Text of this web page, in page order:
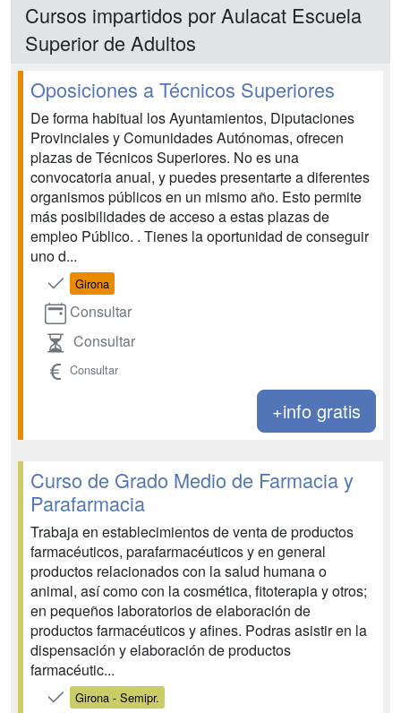
Cursos impartidos por Aulacat Escuela
Superior de Adultos
Oposiciones a Técnicos Superiores
De forma habitual los Ayuntamientos, Diputaciones
Provinciales y Comunidades Autónomas, ofrecen
plazas de Técnicos Superiores. No es una
convocatoria anual, y puedes presentarte a diferentes
organismos públicos en un mismo año. Esto permite
más posibilidades de acceso a estas plazas de
empleo Público. . Tienes la oportunidad de conseguir
uno d...
Girona
Consultar
Consultar
Consultar
+info gratis
Curso de Grado Medio de Farmacia y
Parafarmacia
Trabaja en establecimientos de venta de productos
farmacéuticos, parafarmacéuticos y en general
productos relacionados con la salud humana o
animal, así como con la cosmética, fitoterapia y otros;
en pequeños laboratorios de elaboración de
productos farmacéuticos y afines. Podras asistir en la
dispensación y elaboración de productos
farmacéutic...
Girona - Semipr.